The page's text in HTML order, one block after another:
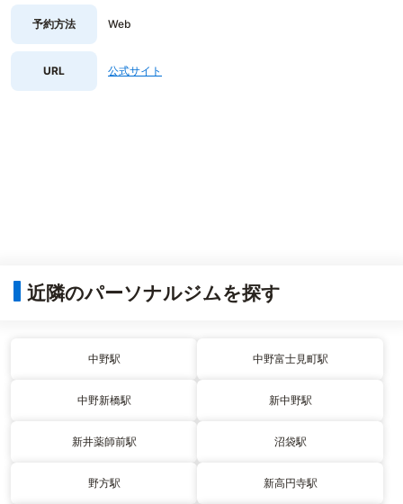
予約方法 Web
URL 公式サイト
近隣のパーソナルジムを探す
中野駅 中野富士見町駅
中野新橋駅 新中野駅
新井薬師前駅 沼袋駅
野方駅 新高円寺駅